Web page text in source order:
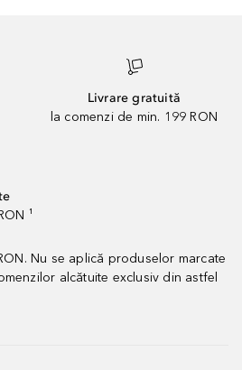
Livrare gratuită
la comenzi de min. 199 RON
¹
Nu se aplică produselor marcate
alcătuite exclusiv din astfel